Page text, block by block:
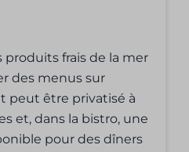
frais de la mer
des menus sur
peut être privatisé à
et, dans la bistro, une
pour des dîners